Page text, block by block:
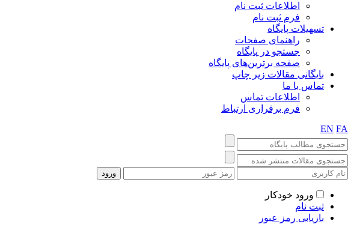
اطلاعات ثبت نام
فرم ثبت نام
تسهیلات پایگاه
راهنمای صفحات
جستجو در پایگاه
صفحه برترین‌های پایگاه
بایگانی مقالات زیر چاپ
تماس با ما
اطلاعات تماس
فرم برقراری ارتباط
EN FA
ورود خودکار
ثبت نام
بازیابی رمز عبور